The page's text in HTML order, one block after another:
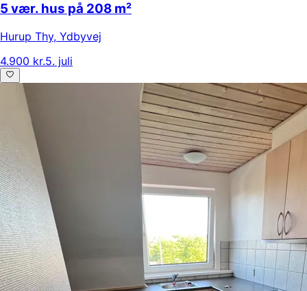
5 vær. hus på 208 m²
Hurup Thy, Ydbyvej
4.900 kr.5. juli